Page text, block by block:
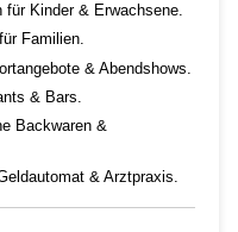
für Kinder & Erwachsene.
Familien.
& Abendshows.
& Bars.
Backwaren &
& Arztpraxis.